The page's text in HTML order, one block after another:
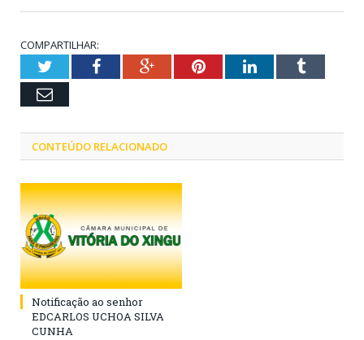
COMPARTILHAR:
TwitterFacebookGoogle+PinterestLinkedInTumblr
Email
CONTEÚDO RELACIONADO
Notificação ao senhor
EDCARLOS UCHOA SILVA
CUNHA